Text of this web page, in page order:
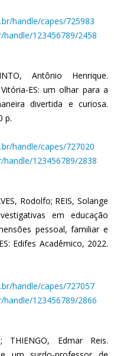
handle/capes/725983
123456789/2458
Antônio Henrique.
ES: um olhar para a
divertida e curiosa.
p.
handle/capes/727020
123456789/2838
Rodolfo; REIS, Solange
em educação
pessoal, familiar e
Edifes Acadêmico, 2022.
handle/capes/727057
123456789/2866
THIENGO, Edmar Reis.